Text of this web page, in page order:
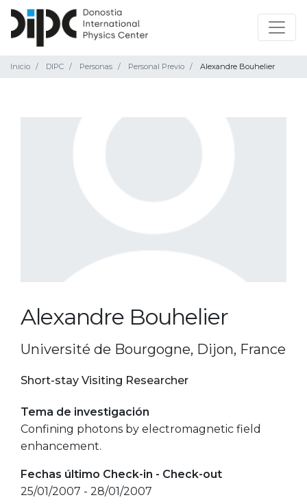
Inicio DIPC Personas Personal Previo Alexandre Bouhelier
Alexandre Bouhelier
Université de Bourgogne, Dijon, France
Short-stay Visiting Researcher
Tema de investigación
Confining photons by electromagnetic field
enhancement.
Fechas último Check-in - Check-out
25/01/2007 - 28/01/2007